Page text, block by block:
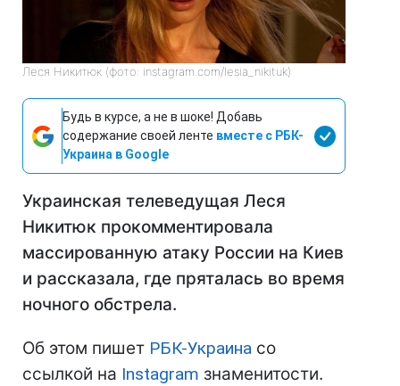
Леся Никитюк (фото: instagram.com/lesia_nikituk)
Будь в курсе, а не в шоке! Добавь
содержание своей ленте вместе с РБК-
Украина в Google
Украинская телеведущая Леся
Никитюк прокомментировала
массированную атаку России на Киев
и рассказала, где пряталась во время
ночного обстрела.
Об этом пишет РБК-Украина со
ссылкой на Instagram знаменитости.